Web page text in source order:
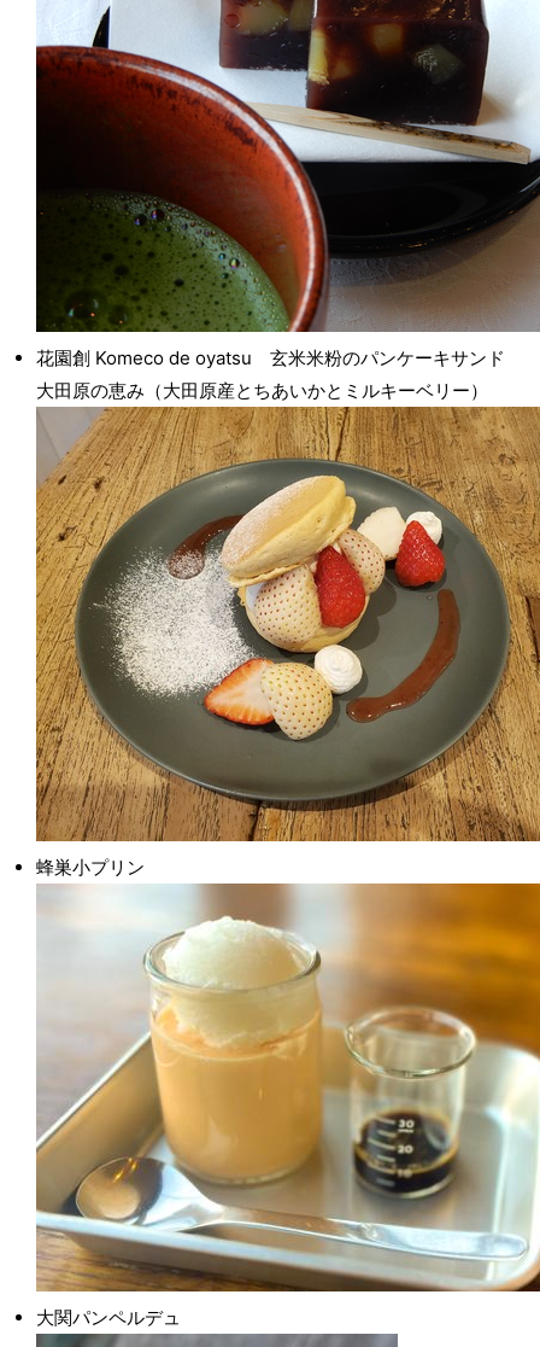
花園創 Komeco de oyatsu 玄米米粉のパンケーキサンド
大田原の恵み（大田原産とちあいかとミルキーベリー）
蜂巣小プリン
大関パンペルデュ